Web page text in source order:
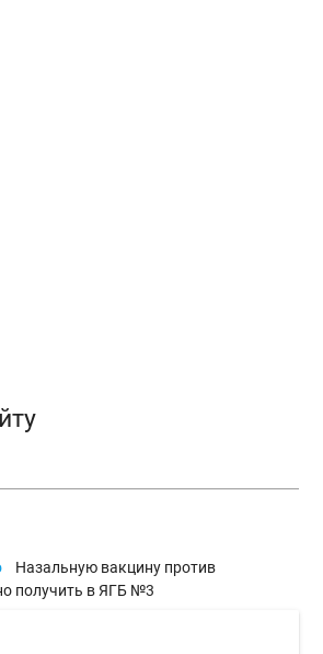
Назальную вакцину против
получить в ЯГБ №3